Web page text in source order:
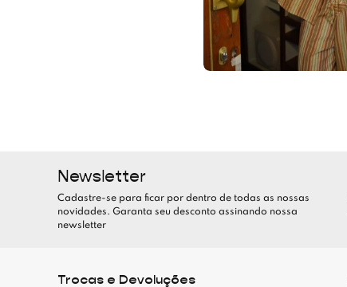
Newsletter
Cadastre-se para ficar por dentro de todas as nossas
novidades. Garanta seu desconto assinando nossa
newsletter
Trocas e Devoluções